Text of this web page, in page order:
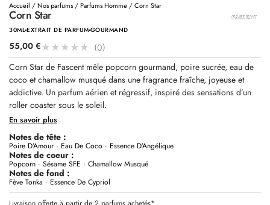
Accueil /Nos parfums /Parfums Homme / Corn Star
Corn Star
30MLEXTRAIT DE PARFUMGOURMAND
55,00 €★ ★ ★ ★ ★ (0)
Corn Star de Fascent mêle popcorn gourmand, poire sucrée, eau de
coco et chamallow musqué dans une fragrance fraîche, joyeuse et
addictive. Un parfum aérien et régressif, inspiré des sensations d’un
roller coaster sous le soleil.
En savoir plus
Notes de tête :
Poire D’Amour · Eau De Coco · Essence D’Angélique
Notes de coeur :
Popcorn · Sésame SFE · Chamallow Musqué
Notes de fond :
Fève Tonka · Essence De Cypriol